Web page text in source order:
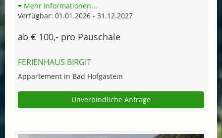
Mehr Informationen...
Verfügbar: 01.01.2026 - 31.12.2027
ab € 100,- pro Pauschale
FERIENHAUS BIRGIT
Appartement in Bad Hofgastein
Unverbindliche Anfrage